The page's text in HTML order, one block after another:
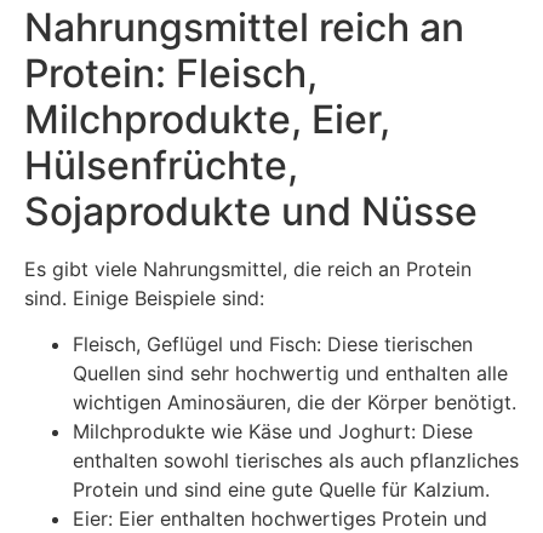
Nahrungsmittel reich an
Protein: Fleisch,
Milchprodukte, Eier,
Hülsenfrüchte,
Sojaprodukte und Nüsse
Es gibt viele Nahrungsmittel, die reich an Protein
sind. Einige Beispiele sind:
Fleisch, Geflügel und Fisch: Diese tierischen
Quellen sind sehr hochwertig und enthalten alle
wichtigen Aminosäuren, die der Körper benötigt.
Milchprodukte wie Käse und Joghurt: Diese
enthalten sowohl tierisches als auch pflanzliches
Protein und sind eine gute Quelle für Kalzium.
Eier: Eier enthalten hochwertiges Protein und